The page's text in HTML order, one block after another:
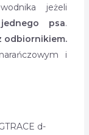
jeżeli
psa.
odbiornikiem.
i
d-